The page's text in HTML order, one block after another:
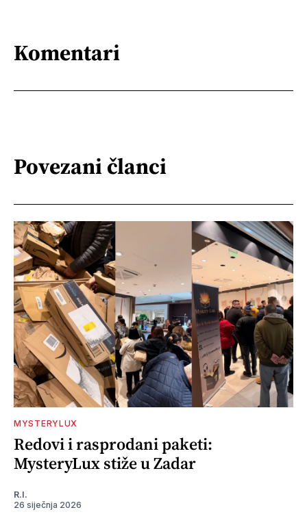
Komentari
Povezani članci
MYSTERYLUX
Redovi i rasprodani paketi:
MysteryLux stiže u Zadar
R.I.
26 siječnja 2026